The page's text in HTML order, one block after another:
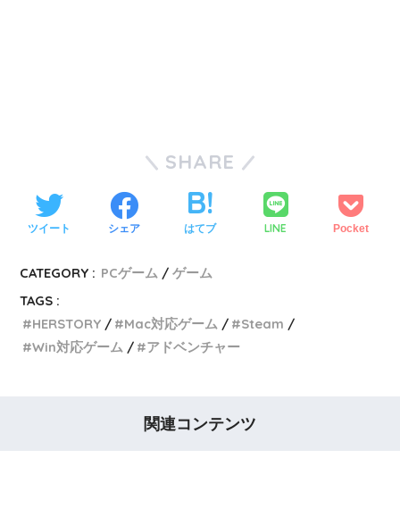
SHARE
ツイート シェア はてブ LINE Pocket
CATEGORY : PCゲーム
ゲーム
TAGS :
HERSTORY
Mac対応ゲーム
Steam
Win対応ゲーム
アドベンチャー
関連コンテンツ